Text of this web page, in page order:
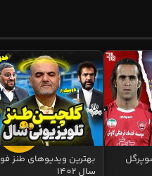
بهترین ویدیوهای طنز
سال 1402